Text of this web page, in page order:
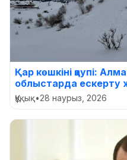
Қар көшкіні қаупі:
облыстарда ескерту
Құқық•28 наурыз, 2026